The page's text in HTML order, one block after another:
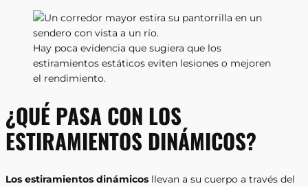
Hay poca evidencia que sugiera que los
estiramientos estáticos eviten lesiones o mejoren
el rendimiento.
¿QUÉ PASA CON LOS
ESTIRAMIENTOS DINÁMICOS?
Los estiramientos dinámicos llevan a su cuerpo a través del